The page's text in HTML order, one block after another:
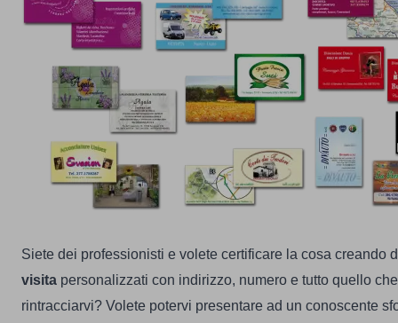
Siete dei professionisti e volete certificare la cosa creando
visita personalizzati con indirizzo, numero e tutto quello
rintracciarvi? Volete potervi presentare ad un conoscente